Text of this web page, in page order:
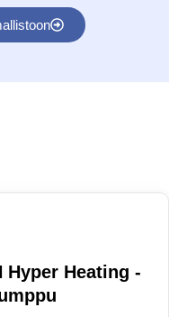
Heating -